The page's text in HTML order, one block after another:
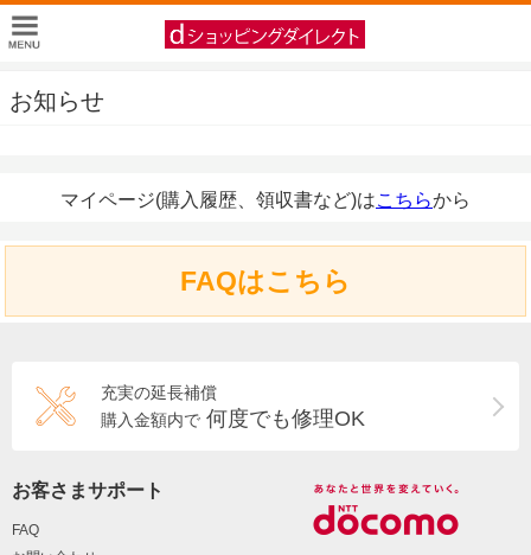
お知らせ
マイページ(購入履歴、領収書など)はこちらから
FAQはこちら
充実の延長補償
購入金額内で 何度でも修理OK
お客さまサポート
FAQ